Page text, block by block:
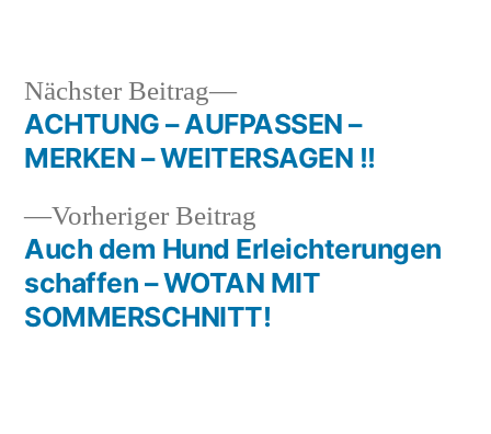
Beitragsnavigation
Vorheriger Beitrag
Beitrag:
Auch dem Hund Erleichterungen
schaffen – WOTAN MIT
SOMMERSCHNITT!
Nächster Beitrag
Nächster
Beitrag:
ACHTUNG – AUFPASSEN –
MERKEN – WEITERSAGEN !!